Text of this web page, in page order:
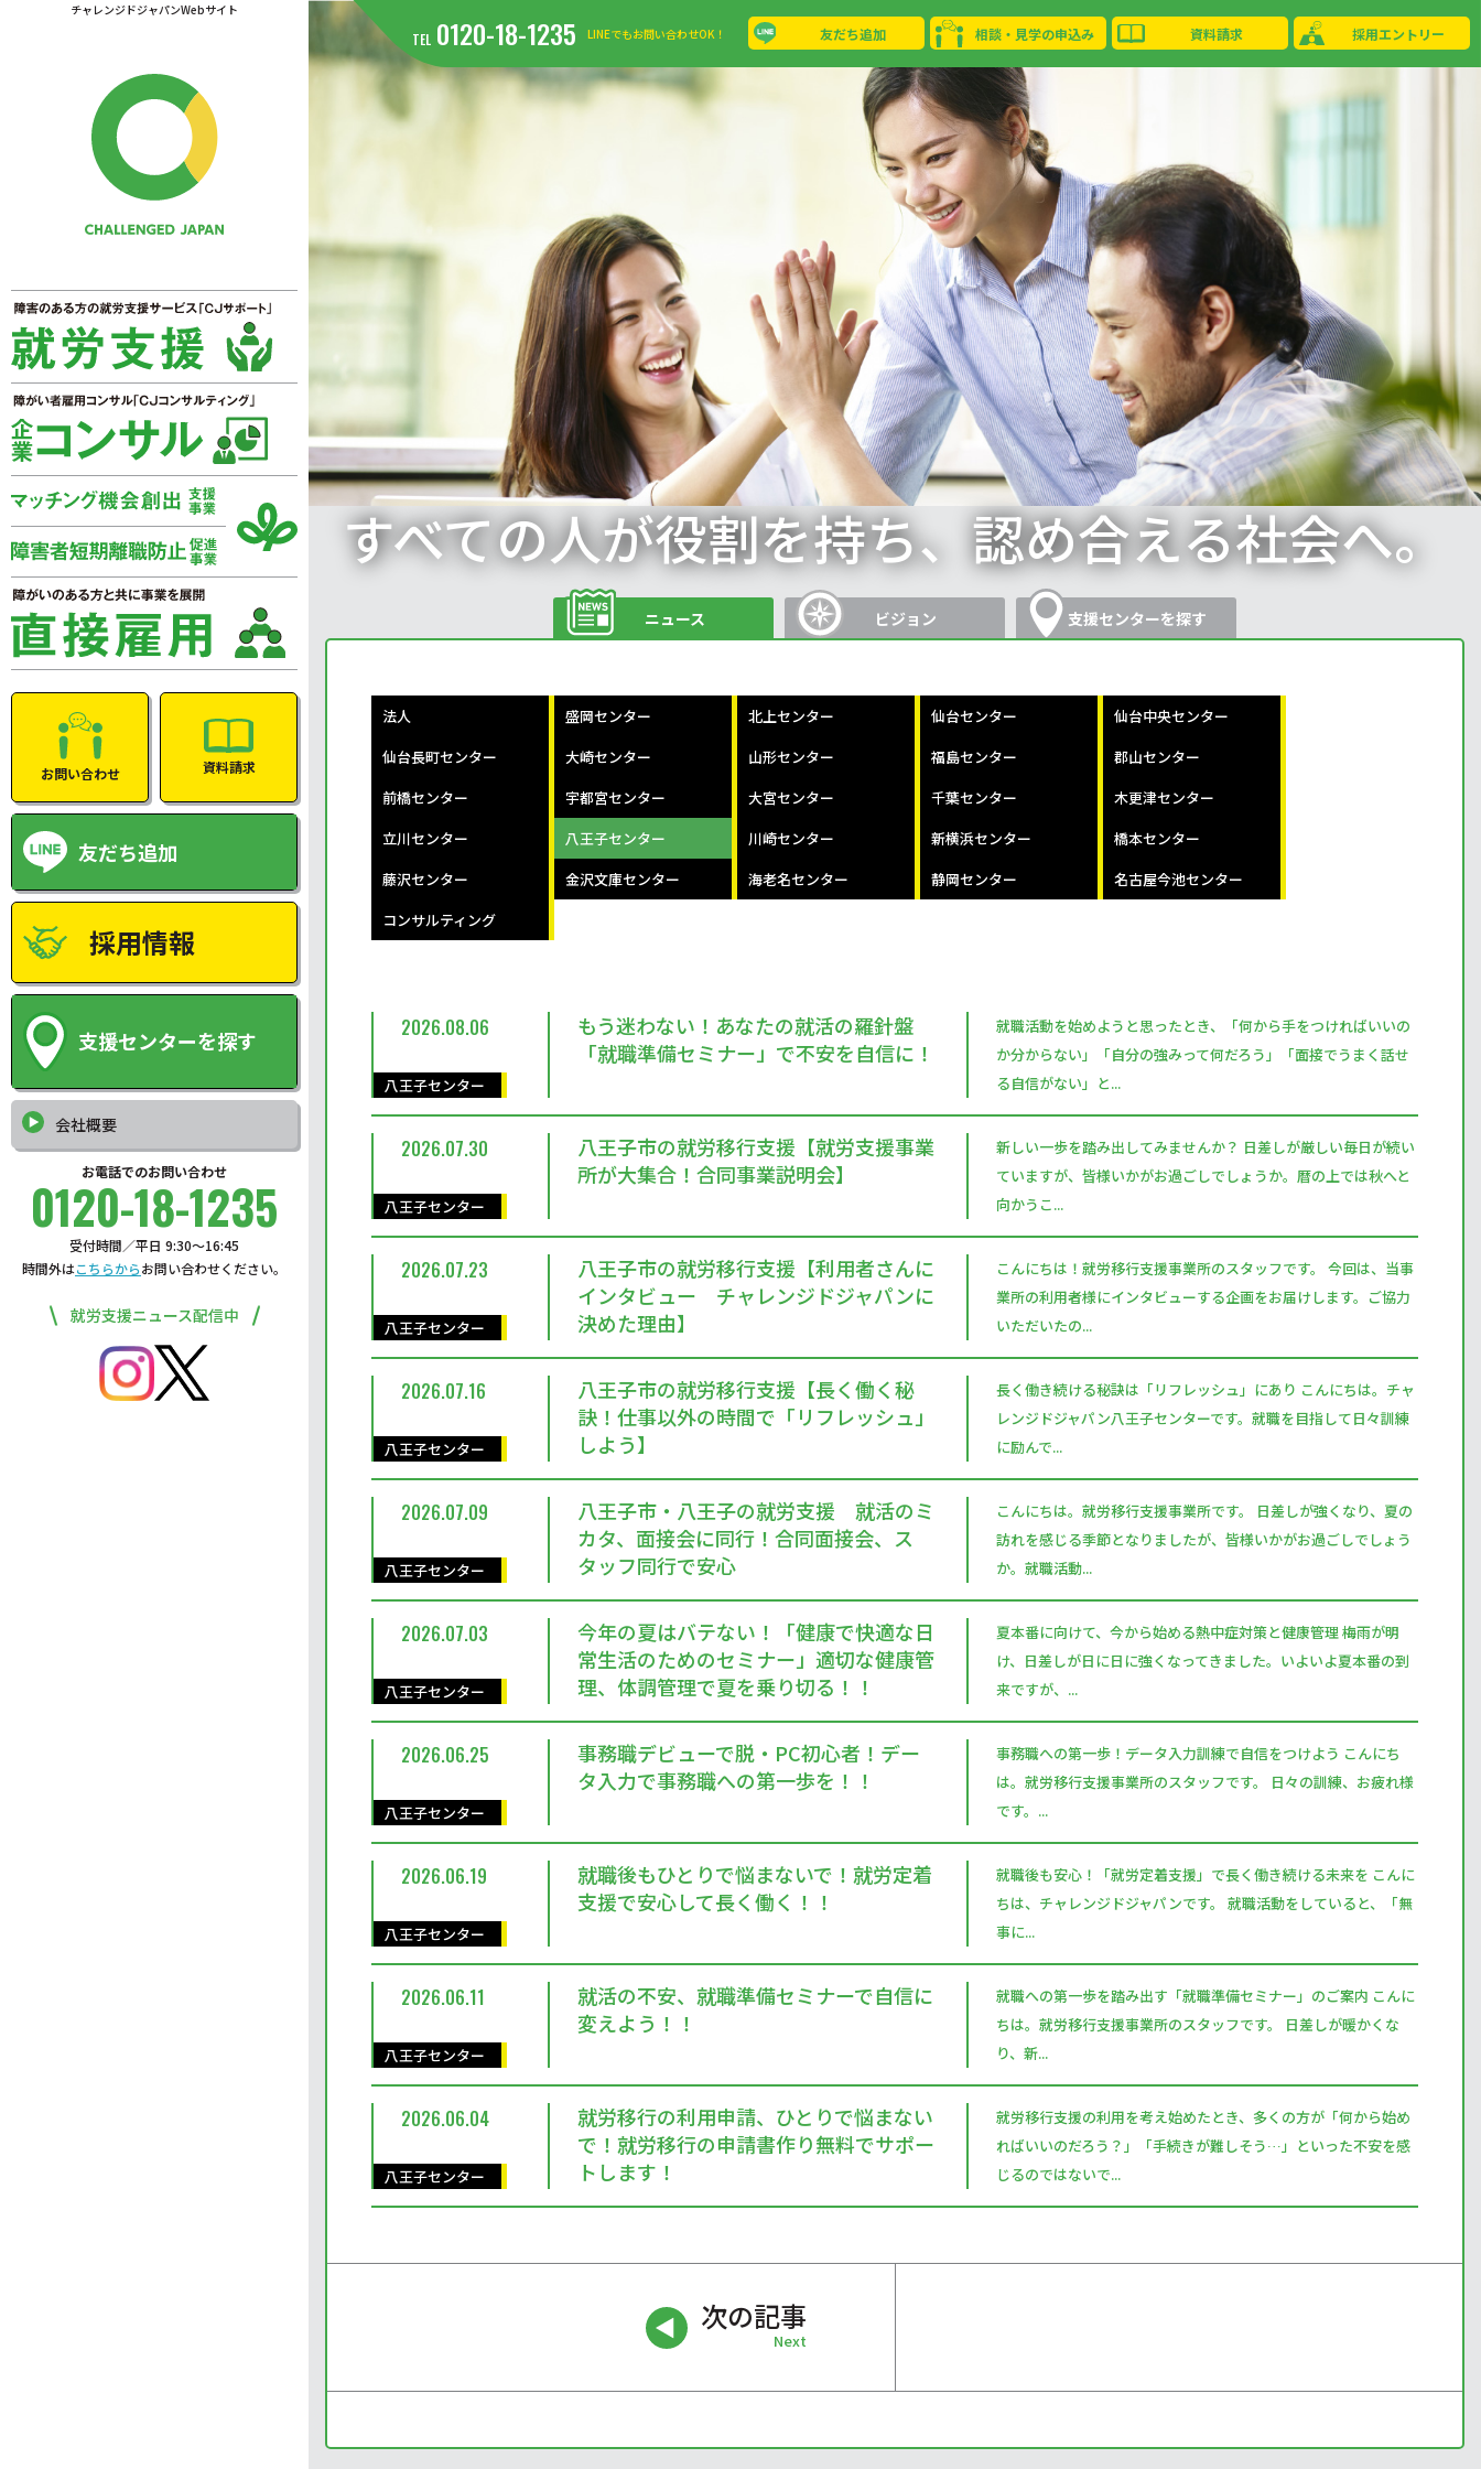
チャレンジドジャパンWebサイト
お問い合わせ 資料請求
友だち追加
採用情報
支援センターを探す
会社概要
お電話でのお問い合わせ
0120-18-1235
受付時間／平日 9:30〜16:45
時間外はこちらからお問い合わせください。
就労支援ニュース配信中
TEL 0120-18-1235 LINEでもお問い合わせOK！ 友だち追加 相談・見学の申込み 資料請求 採用エントリー
すべての人が役割を持ち、認め合える社会へ。
ニュース ビジョン 支援センターを探す
法人 盛岡センター 北上センター 仙台センター
仙台中央センター
仙台長町センター
大崎センター 山形センター 福島センター
郡山センター
前橋センター
宇都宮センター 大宮センター 千葉センター
木更津センター
立川センター
八王子センター 川崎センター 新横浜センター
橋本センター
藤沢センター
金沢文庫センター 海老名センター 静岡センター
名古屋今池センター
コンサルティング
2026.08.06
八王子センター
もう迷わない！あなたの就活の羅針盤
「就職準備セミナー」で不安を自信に！
就職活動を始めようと思ったとき、「何から手をつければいいの
か分からない」「自分の強みって何だろう」「面接でうまく話せ
る自信がない」と...
2026.07.30
八王子センター
八王子市の就労移行支援【就労支援事業
所が大集合！合同事業説明会】
新しい一歩を踏み出してみませんか？ 日差しが厳しい毎日が続い
ていますが、皆様いかがお過ごしでしょうか。暦の上では秋へと
向かうこ...
2026.07.23
八王子センター
八王子市の就労移行支援【利用者さんに
インタビュー チャレンジドジャパンに
決めた理由】
こんにちは！就労移行支援事業所のスタッフです。 今回は、当事
業所の利用者様にインタビューする企画をお届けします。ご協力
いただいたの...
2026.07.16
八王子センター
八王子市の就労移行支援【長く働く秘
訣！仕事以外の時間で「リフレッシュ」
しよう】
長く働き続ける秘訣は「リフレッシュ」にあり こんにちは。チャ
レンジドジャパン八王子センターです。就職を目指して日々訓練
に励んで...
2026.07.09
八王子センター
八王子市・八王子の就労支援 就活のミ
カタ、面接会に同行！合同面接会、ス
タッフ同行で安心
こんにちは。就労移行支援事業所です。 日差しが強くなり、夏の
訪れを感じる季節となりましたが、皆様いかがお過ごしでしょう
か。就職活動...
2026.07.03
八王子センター
今年の夏はバテない！「健康で快適な日
常生活のためのセミナー」適切な健康管
理、体調管理で夏を乗り切る！！
夏本番に向けて、今から始める熱中症対策と健康管理 梅雨が明
け、日差しが日に日に強くなってきました。いよいよ夏本番の到
来ですが、...
2026.06.25
八王子センター
事務職デビューで脱・PC初心者！デー
タ入力で事務職への第一歩を！！
事務職への第一歩！データ入力訓練で自信をつけよう こんにち
は。就労移行支援事業所のスタッフです。 日々の訓練、お疲れ様
です。...
2026.06.19
八王子センター
就職後もひとりで悩まないで！就労定着
支援で安心して長く働く！！
就職後も安心！「就労定着支援」で長く働き続ける未来を こんに
ちは、チャレンジドジャパンです。 就職活動をしていると、「無
事に...
2026.06.11
八王子センター
就活の不安、就職準備セミナーで自信に
変えよう！！
就職への第一歩を踏み出す「就職準備セミナー」のご案内 こんに
ちは。就労移行支援事業所のスタッフです。 日差しが暖かくな
り、新...
2026.06.04
八王子センター
就労移行の利用申請、ひとりで悩まない
で！就労移行の申請書作り無料でサポー
トします！
就労移行支援の利用を考え始めたとき、多くの方が「何から始め
ればいいのだろう？」「手続きが難しそう…」といった不安を感
じるのではないで...
次の記事
Next